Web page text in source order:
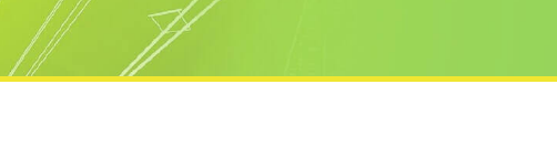
anzeigen
Untermenü